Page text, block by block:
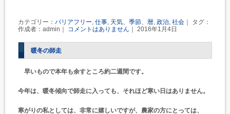
カテゴリー： バリアフリー, 仕事, 天気、季節、暦, 政治, 社会 ｜ タグ：
作成者：admin｜ コメントはありません ｜ 2016年1月4日
暖冬の師走
早いもので本年も余すところ約二週間です。
今年は、暖冬傾向で師走に入っても、それほど寒い日はありません。
寒がりの私としては、非常に嬉しいですが、農家の方にとっては、